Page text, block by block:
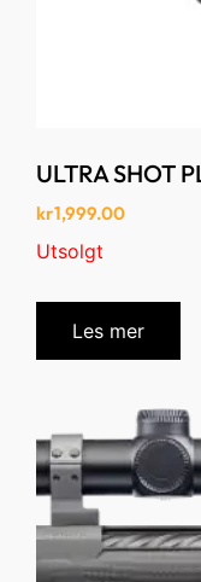
ULTRA SHOT
kr1,999.00
Utsolgt
Les mer